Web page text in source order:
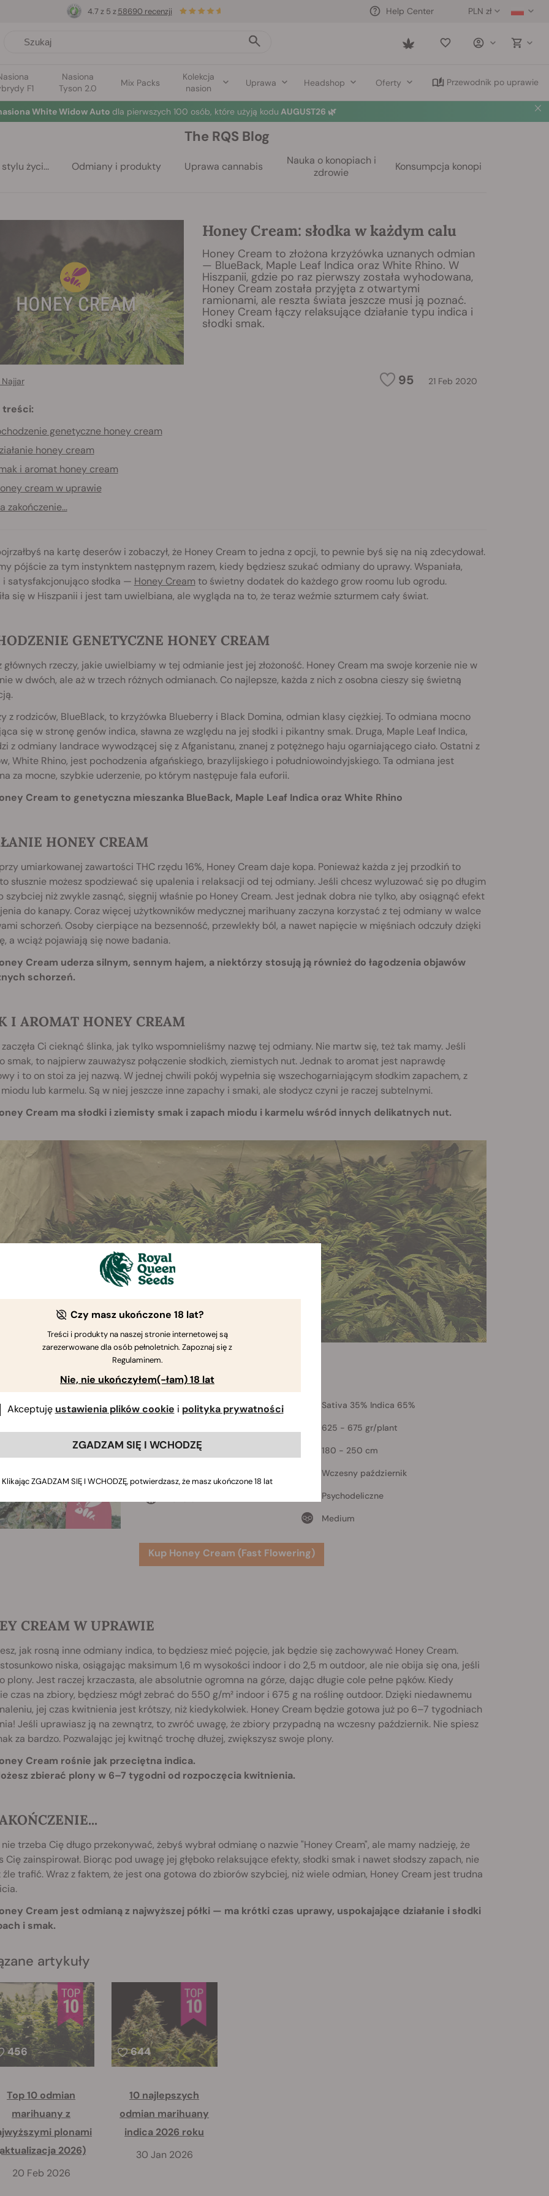
PLN zł
Help Center
Saved
F1
Nasiona
Tyson 2.0
Mix Packs
Kolekcja
nasion
Uprawa Headshop Oferty Przewodnik po uprawie
4.7 z 5 z 58690 recenzji
White Widow Auto dla pierwszych 100 osób, które użyją kodu AUGUST26 🌿
The RQS Blog
życi... Odmiany i produkty Uprawa cannabis
Nauka o konopiach i
zdrowie
Konsumpcja konopi
Honey Cream: słodka w każdym calu
Honey Cream to złożona krzyżówka uznanych odmian
— BlueBack, Maple Leaf Indica oraz White Rhino. W
Hiszpanii, gdzie po raz pierwszy została wyhodowana,
Honey Cream została przyjęta z otwartymi
ramionami, ale reszta świata jeszcze musi ją poznać.
Honey Cream łączy relaksujące działanie typu indica i
słodki smak.
95 21 Feb 2020
treści:
genetyczne honey cream
honey cream
i aromat honey cream
cream w uprawie
zakończenie...
na kartę deserów i zobaczył, że Honey Cream to jedna z opcji, to pewnie byś się na nią zdecydował.
pójście za tym instynktem następnym razem, kiedy będziesz szukać odmiany do uprawy. Wspaniała,
i satysfakcjonująco słodka — Honey Creamto świetny dodatek do każdego grow roomu lub ogrodu.
się w Hiszpanii i jest tam uwielbiana, ale wygląda na to, że teraz weźmie szturmem cały świat.
GENETYCZNE HONEY CREAM
głównych rzeczy, jakie uwielbiamy w tej odmianie jest jej złożoność. Honey Cream ma swoje korzenie nie w
w dwóch, ale aż w trzech różnych odmianach. Co najlepsze, każda z nich z osobna cieszy się świetną
z rodziców, BlueBlack, to krzyżówka Blueberry i Black Domina, odmian klasy ciężkiej. To odmiana mocno
się w stronę genów indica, sławna ze względu na jej słodki i pikantny smak. Druga, Maple Leaf Indica,
z odmiany landrace wywodzącej się z Afganistanu, znanej z potężnego haju ogarniającego ciało. Ostatni z
White Rhino, jest pochodzenia afgańskiego, brazylijskiego i południowoindyjskiego. Ta odmiana jest
za mocne, szybkie uderzenie, po którym następuje fala euforii.
Cream to genetyczna mieszanka BlueBack, Maple Leaf Indica oraz White Rhino
HONEY CREAM
umiarkowanej zawartości THC rzędu 16%, Honey Cream daje kopa. Ponieważ każda z jej przodkiń to
słusznie możesz spodziewać się upalenia i relaksacji od tej odmiany. Jeśli chcesz wyluzować się po długim
szybciej niż zwykle zasnąć, sięgnij właśnie po Honey Cream. Jest jednak dobra nie tylko, aby osiągnąć efekt
do kanapy. Coraz więcej użytkowników medycznej marihuany zaczyna korzystać z tej odmiany w walce
schorzeń. Osoby cierpiące na bezsenność, przewlekły ból, a nawet napięcie w mięśniach odczuły dzięki
a wciąż pojawiają się nowe badania.
Cream uderza silnym, sennym hajem, a niektórzy stosują ją również do łagodzenia objawów
schorzeń.
I AROMAT HONEY CREAM
Ci cieknąć ślinka, jak tylko wspomnieliśmy nazwę tej odmiany. Nie martw się, też tak mamy. Jeśli
smak, to najpierw zauważysz połączenie słodkich, ziemistych nut. Jednak to aromat jest naprawdę
i to on stoi za jej nazwą. W jednej chwili pokój wypełnia się wszechogarniającym słodkim zapachem, z
lub karmelu. Są w niej jeszcze inne zapachy i smaki, ale słodycz czyni je raczej subtelnymi.
Cream ma słodki i ziemisty smak i zapach miodu i karmelu wśród innych delikatnych nut.
Honey Cream (Fast Flowering)
x White Rhino
500 - 550 gr/m2
100 - 160 cm
50 - 55 days
Sativa 35% Indica 65%
625 - 675 gr/plant
180 - 250 cm
Wczesny październik
Psychodeliczne
Medium
Kup Honey Cream (Fast Flowering)
CREAM W UPRAWIE
jak rosną inne odmiany indica, to będziesz mieć pojęcie, jak będzie się zachowywać Honey Cream.
niska, osiągając maksimum 1,6 m wysokości indoor i do 2,5 m outdoor, ale nie obija się ona, jeśli
plony. Jest raczej krzaczasta, ale absolutnie ogromna na górze, dając długie cole pełne pąków. Kiedy
czas na zbiory, będziesz mógł zebrać do 550 g/m² indoor i 675 g na roślinę outdoor. Dzięki niedawnemu
jej czas kwitnienia jest krótszy, niż kiedykolwiek. Honey Cream będzie gotowa już po 6–7 tygodniach
Jeśli uprawiasz ją na zewnątrz, to zwróć uwagę, że zbiory przypadną na wczesny październik. Nie spiesz
za bardzo. Pozwalając jej kwitnąć trochę dłużej, zwiększysz swoje plony.
Cream rośnie jak przeciętna indica.
zbierać plony w 6–7 tygodni od rozpoczęcia kwitnienia.
trzeba Cię długo przekonywać, żebyś wybrał odmianę o nazwie "Honey Cream", ale mamy nadzieję, że
Cię zainspirował. Biorąc pod uwagę jej głęboko relaksujące efekty, słodki smak i nawet słodszy zapach, nie
źle trafić. Wraz z faktem, że jest ona gotowa do zbiorów szybciej, niż wiele odmian, Honey Cream jest trudna
Cream jest odmianą z najwyższej półki — ma krótki czas uprawy, uspokajające działanie i słodki
i smak.
artykuły
456
Top 10 odmian
marihuany z
plonami
2026)
20 Feb 2026
644
10 najlepszych
odmian marihuany
indica 2026 roku
30 Jan 2026
Czy masz ukończone 18 lat?
Treści i produkty na naszej stronie internetowej są
zarezerwowane dla osób pełnoletnich. Zapoznaj się z
Regulaminem.
Nie, nie ukończyłem(-łam) 18 lat
Akceptuję ustawienia plików cookie i polityka prywatności
ZGADZAM SIĘ I WCHODZĘ
Klikając ZGADZAM SIĘ I WCHODZĘ, potwierdzasz, że masz ukończone 18 lat